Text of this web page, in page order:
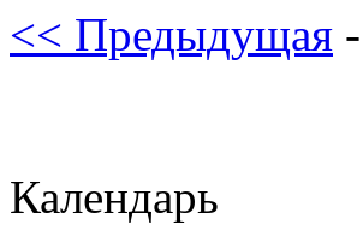
<< Предыдущая -
Календарь